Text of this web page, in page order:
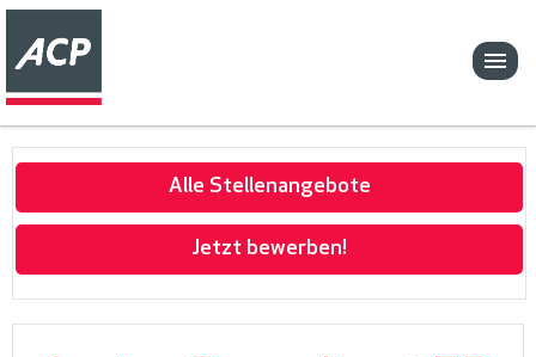
Alle Stellenangebote
Jetzt bewerben!